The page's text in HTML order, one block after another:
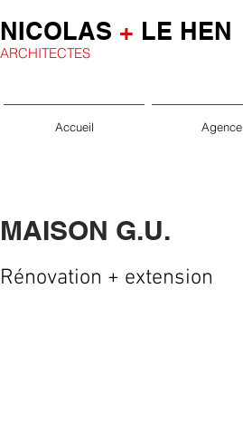
NICOLAS + LE HEN
ARCHITECTES
Accueil Agence
MAISON G.U.
Rénovation + extension